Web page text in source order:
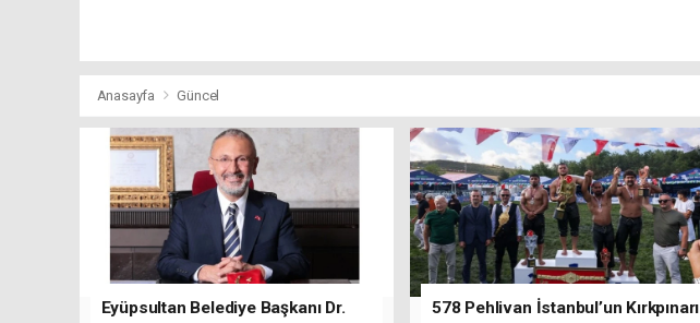
Anasayfa Güncel
Eyüpsultan Belediye Başkanı Dr.
578 Pehlivan İstanbul’un Kırkpınarı